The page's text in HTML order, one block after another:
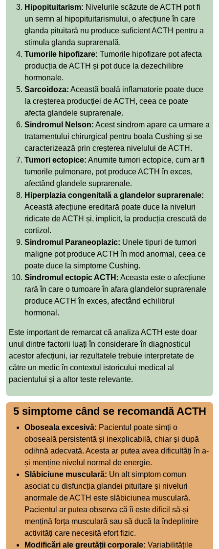
Hipopituitarism: Nivelurile scăzute de ACTH pot fi
un semn al hipopituitarismului, o afecțiune în care
glanda pituitară nu produce suficient ACTH pentru a
stimula glanda suprarenală.
Tumorile hipofizare: Tumorile hipofizare pot afecta
producția de ACTH și pot duce la dezechilibre
hormonale.
Sarcoidoza: Această boală inflamatorie poate duce
la creșterea producției de ACTH, ceea ce poate
afecta glandele suprarenale.
Sindromul Nelson: Acest sindrom apare ca urmare a
tratamentului chirurgical pentru boala Cushing și se
caracterizează prin creșterea nivelului de ACTH.
Tumori ectopice: Anumite tumori ectopice, cum ar fi
tumorile pulmonare, pot produce ACTH în exces,
afectând glandele suprarenale.
Hiperplazia congenitală a glandelor suprarenale:
Această afecțiune ereditară poate duce la niveluri
ridicate de ACTH și, implicit, la producția crescută de
cortizol.
Sindromul Paraneoplazic: Unele tipuri de tumori
maligne pot produce ACTH în mod anormal, ceea ce
poate duce la simptome Cushing.
Sindromul ectopic ACTH: Aceasta este o afecțiune
rară în care o tumoare în afara glandelor suprarenale
produce ACTH în exces, afectând echilibrul
hormonal.
Este important de remarcat că analiza ACTH este doar
unul dintre factorii luați în considerare în diagnosticul
acestor afecțiuni, iar rezultatele trebuie interpretate de
către un medic în contextul istoricului medical al
pacientului și a altor teste relevante.
5 simptome când se recomandă ACTH
Oboseala excesivă: Pacientul poate simți o
oboseală persistentă și inexplicabilă, chiar și după
odihnă adecvată. Acesta ar putea avea dificultăți în a-
și menține nivelul normal de energie.
Slăbiciune musculară: Un alt simptom comun
asociat cu disfuncția glandei pituitare și niveluri
anormale de ACTH este slăbiciunea musculară.
Pacientul ar putea observa că îi este dificil să-și
mențină forța musculară sau să ducă la îndeplinire
activități care necesită efort fizic.
Modificări ale greutății corporale: Variabilitățile